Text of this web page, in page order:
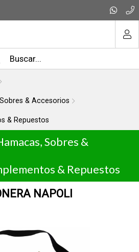
& Accesorios
& Repuestos
Sobres &
& Repuestos
NAPOLI